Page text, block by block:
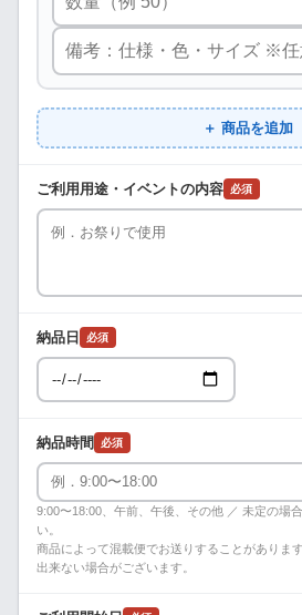
＋ 商品を追加
ご利用用途・イベントの内容 必須
納品日 必須
納品時間 必須
9:00〜18:00、午前、午後、その他 ／ 未定の場
い。
商品によって混載便でお送りすることがありま
出来ない場合がございます。